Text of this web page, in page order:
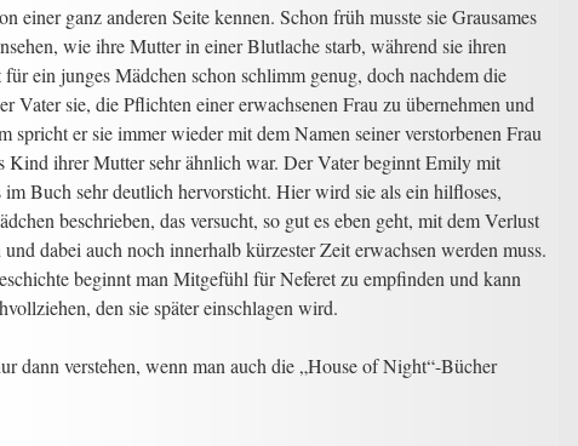
einer ganz anderen Seite kennen. Schon früh musste sie Grausames
wie ihre Mutter in einer Blutlache starb, während sie ihren
ein junges Mädchen schon schlimm genug, doch nachdem die
Vater sie, die Pflichten einer erwachsenen Frau zu übernehmen und
spricht er sie immer wieder mit dem Namen seiner verstorbenen Frau
Kind ihrer Mutter sehr ähnlich war. Der Vater beginnt Emily mit
im Buch sehr deutlich hervorsticht. Hier wird sie als ein hilfloses,
beschrieben, das versucht, so gut es eben geht, mit dem Verlust
dabei auch noch innerhalb kürzester Zeit erwachsen werden muss.
beginnt man Mitgefühl für Neferet zu empfinden und kann
den sie später einschlagen wird.
dann verstehen, wenn man auch die „House of Night“-Bücher